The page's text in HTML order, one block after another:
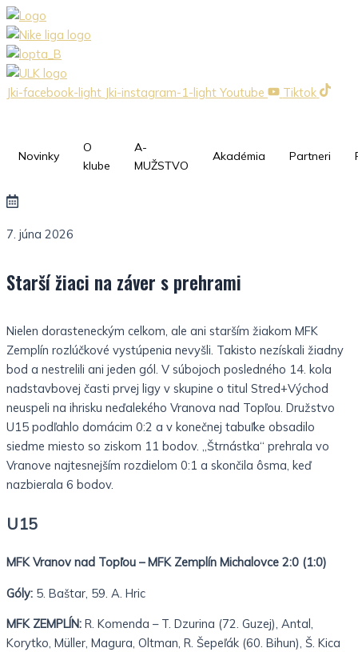
Preskočiť
na
obsah
Jki-facebook-light Jki-instagram-1-light Youtube Tiktok
Novinky
O
klube
A-
MUŽSTVO
Akadémia Partneri
7. júna 2026
Starší žiaci na záver s prehrami
Nielen dorasteneckým celkom, ale ani starším žiakom MFK
Zemplín rozlúčkové vystúpenia nevyšli. Takisto nezískali žiadny
bod a nestrelili ani jeden gól. V súbojoch posledného 14. kola
nadstavbovej časti prvej ligy v skupine o titul Stred+Východ
neuspeli na ihrisku neďalekého Vranova nad Topľou. Družstvo
U15 podľahlo domácim 0:2 a v konečnej tabuľke obsadilo
siedme miesto so ziskom 11 bodov. „Štrnástka“ prehrala vo
Vranove najtesnejším rozdielom 0:1 a skončila ôsma, keď
nazbierala 6 bodov.
U15
MFK Vranov nad Topľou – MFK Zemplín Michalovce 2:0 (1:0)
Góly: 5. Baštar, 59. A. Hric
MFK ZEMPLÍN: R. Komenda – T. Dzurina (72. Guzej), Antal,
Korytko, Müller, Magura, Oltman, R. Šepeľák (60. Bihun), Š. Kica